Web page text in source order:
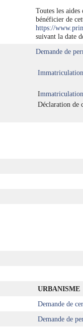
Toutes les
bénéficier de
https://
suivant la date
Demande de
I
Déclaration de
URBANISME
Demande de
Demande de